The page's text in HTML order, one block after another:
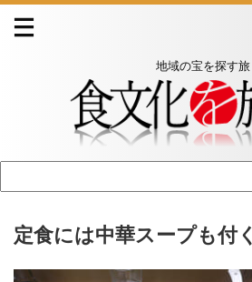
地域の宝を探す旅
定食には中華スープも付く